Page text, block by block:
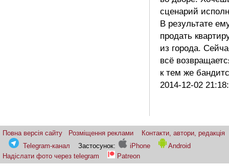
сценарий
В результате
продать
из города.
всё
к тем же
2014-12-02
Повна версія сайту Розміщення реклами
Контакти, автори, редакція
Telegram-канал
Застосунок: iPhone
Android
Надіслати фото через telegram
Patreon